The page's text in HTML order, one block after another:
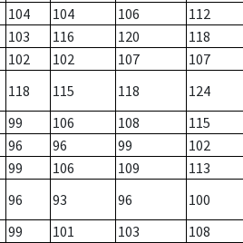
104 104 106 112
103 116 120 118
102 102 107 107
118 115 118 124
99 106 108 115
96 96 99 102
99 106 109 113
96 93 96 100
99 101 103 108